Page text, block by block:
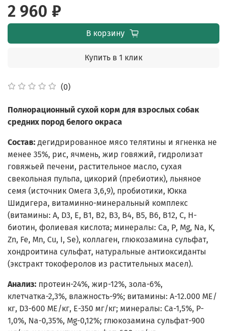
(0)
2 960 ₽
В корзину
Купить в 1 клик
Полнорационный сухой корм для взрослых собак
средних пород белого окраса
Состав: дегидрированное мясо телятины и ягненка не
менее 35%, рис, ячмень, жир говяжий, гидролизат
говяжьей печени, растительное масло, сухая
свекольная пульпа, цикорий (пребиотик), льняное
семя (источник Омега 3,6,9), пробиотики, Юкка
Шидигера, витаминно-минеральный комплекс
(витамины: А, D3, Е, В1, В2, В3, В4, В5, В6, В12, С, Н-
биотин, фолиевая кислота; минералы: Са, Р, Mg, Na, K,
Zn, Fe, Mn, Cu, I, Se), коллаген, глюкозамина сульфат,
хондроитина сульфат, натуральные антиоксиданты
(экстракт токоферолов из растительных масел).
Анализ: протеин-24%, жир-12%, зола-6%,
клетчатка-2,3%, влажность-9%; витамины: А-12.000 МЕ/
кг, D3-600 МЕ/кг, Е-350 мг/кг; минералы: Ca-1,5%, P-
1,0%, Na-0,35%, Mg-0,12%; глюкозамина сульфат-900